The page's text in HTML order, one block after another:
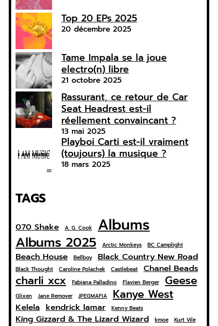
Top 20 EPs 2025
20 décembre 2025
Tame Impala se la joue
electro(n) libre
21 octobre 2025
Rassurant, ce retour de Car
Seat Headrest est-il
réellement convaincant ?
13 mai 2025
Playboi Carti est-il vraiment
(toujours) la musique ?
18 mars 2025
TAGS
070 Shake A. G. Cook Albums
Albums 2025 Arctic Monkeys BC Camplight
Beach House Bellboy Black Country New Road
Black Thought Caroline Polachek Castlebeat Chanel Beads
charli xcx Fabiana Palladino Flavien Berger Geese
Glixen Jane Remover JPEGMAFIA Kanye West
Kelela kendrick lamar Kenny Beats
King Gizzard & The Lizard Wizard kmoe
Kurt Vile